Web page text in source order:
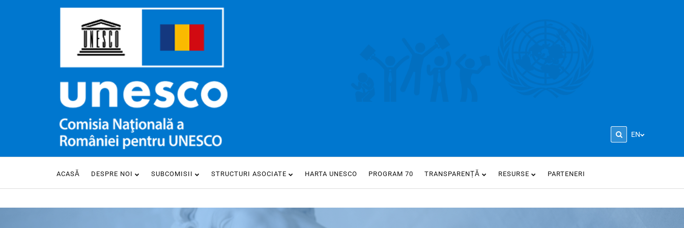
EN
ACASĂ DESPRE NOI SUBCOMISII STRUCTURI ASOCIATE HARTA UNESCO PROGRAM 70 TRANSPARENȚĂ RESURSE PARTENERI